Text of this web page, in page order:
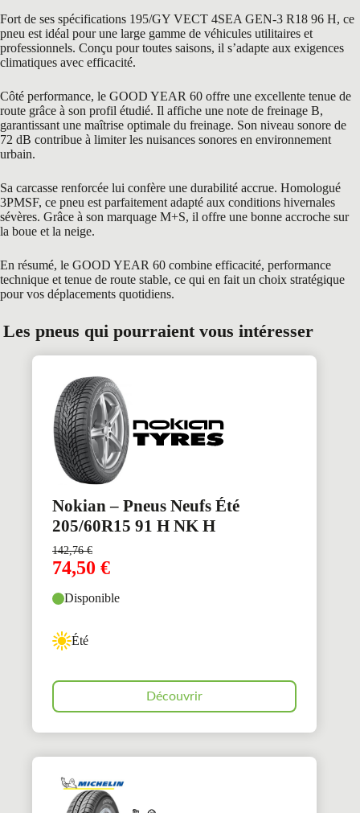
Fort de ses spécifications 195/GY VECT 4SEA GEN-3 R18 96 H, ce
pneu est idéal pour une large gamme de véhicules utilitaires et
professionnels. Conçu pour toutes saisons, il s’adapte aux exigences
climatiques avec efficacité.
Côté performance, le GOOD YEAR 60 offre une excellente tenue de
route grâce à son profil étudié. Il affiche une note de freinage B,
garantissant une maîtrise optimale du freinage. Son niveau sonore de
72 dB contribue à limiter les nuisances sonores en environnement
urbain.
Sa carcasse renforcée lui confère une durabilité accrue. Homologué
3PMSF, ce pneu est parfaitement adapté aux conditions hivernales
sévères. Grâce à son marquage M+S, il offre une bonne accroche sur
la boue et la neige.
En résumé, le GOOD YEAR 60 combine efficacité, performance
technique et tenue de route stable, ce qui en fait un choix stratégique
pour vos déplacements quotidiens.
Les pneus qui pourraient vous intéresser
Nokian – Pneus Neufs Été
205/60R15 91 H NK H
142,76€
74,50 €
Disponible
Été
Découvrir